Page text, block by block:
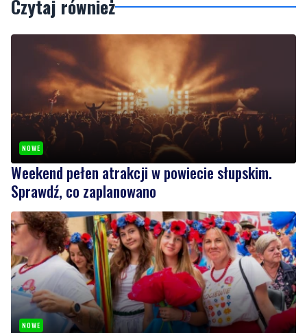
Czytaj również
NOWE
Weekend pełen atrakcji w powiecie słupskim.
Sprawdź, co zaplanowano
NOWE